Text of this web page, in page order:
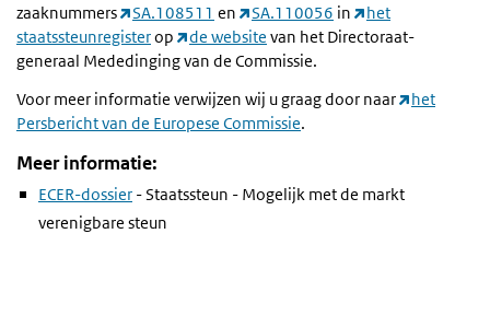
zaaknummers
SA.108511 en SA.110056 in
het
staatssteunregisterop de website van het Directoraat-
generaal Mededinging van de Commissie.
Voor meer informatie verwijzen wij u graag door naar
het
Persbericht van de Europese Commissie.
Meer informatie:
ECER-dossier - Staatssteun - Mogelijk met de markt
verenigbare steun